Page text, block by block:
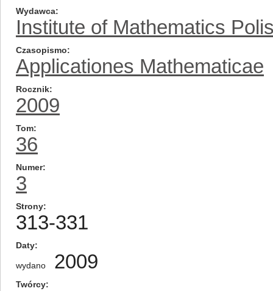
Wydawca
Institute of Mathematics
Czasopismo
Applicationes Mathematicae
Rocznik
2009
Tom
36
Numer
3
Strony
313-331
Daty
wydano 2009
Twórcy